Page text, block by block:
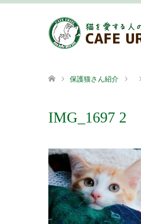
保護猫さん紹介
IMG_1697 2